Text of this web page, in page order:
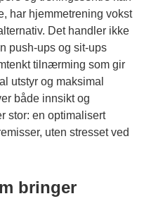
har hjemmetrening vokst
Det handler ikke
push-ups og sit-ups
tilnærming som gir
utstyr og maksimal
både innsikt og
stor: en optimalisert
uten stresset ved
bringer